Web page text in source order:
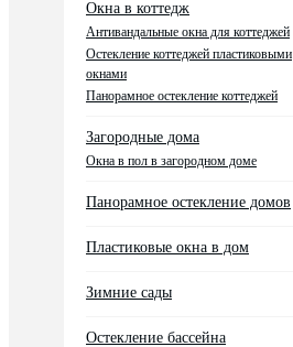
Окна в коттедж
Антивандальные окна для коттеджей
Остекление коттеджей пластиковыми
окнами
Панорамное остекление коттеджей
Загородные дома
Окна в пол в загородном доме
Панорамное остекление домов
Пластиковые окна в дом
Зимние сады
Остекление бассейна